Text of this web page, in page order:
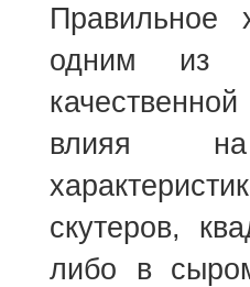
Правильное
одним из
влияя на
скутеров,
либо в